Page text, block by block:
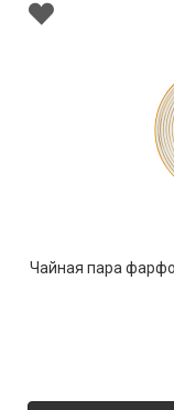
Чайная пара